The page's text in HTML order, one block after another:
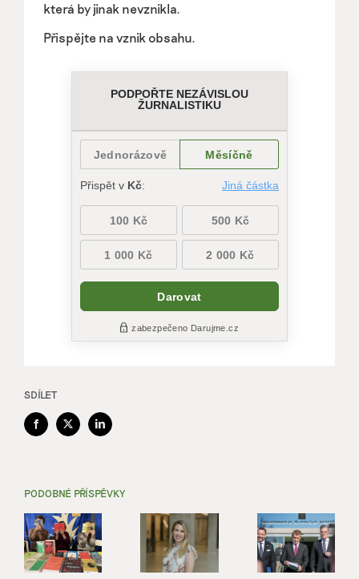
která by jinak nevznikla.
Přispějte na vznik obsahu.
SDÍLET
Facebook
X LinkedIn
PODOBNÉ PŘÍSPĚVKY